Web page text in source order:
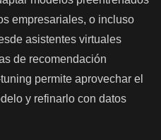
empresariales, o incluso
asistentes virtuales
de recomendación
permite aprovechar el
y refinarlo con datos